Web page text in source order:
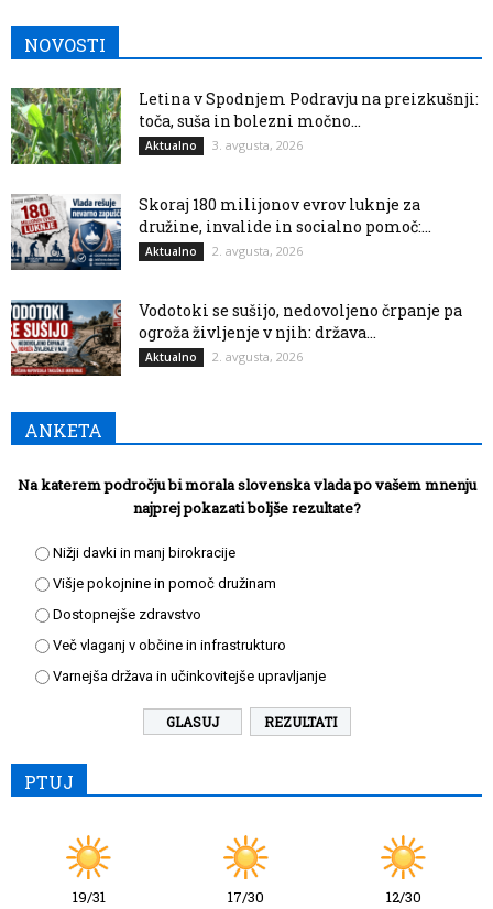
NOVOSTI
Letina v Spodnjem Podravju na preizkušnji:
toča, suša in bolezni močno...
Aktualno 3. avgusta, 2026
Skoraj 180 milijonov evrov luknje za
družine, invalide in socialno pomoč:...
Aktualno 2. avgusta, 2026
Vodotoki se sušijo, nedovoljeno črpanje pa
ogroža življenje v njih: država...
Aktualno 2. avgusta, 2026
ANKETA
Na katerem področju bi morala slovenska vlada po vašem mnenju
najprej pokazati boljše rezultate?
Nižji davki in manj birokracije
Višje pokojnine in pomoč družinam
Dostopnejše zdravstvo
Več vlaganj v občine in infrastrukturo
Varnejša država in učinkovitejše upravljanje
REZULTATI
PTUJ
19/31
17/30
12/30